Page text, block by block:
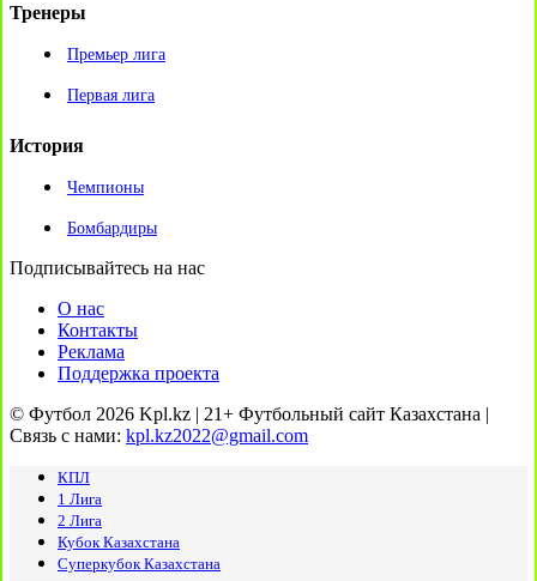
Тренеры
Премьер лига
Первая лига
История
Чемпионы
Бомбардиры
Подписывайтесь на нас
О нас
Контакты
Реклама
Поддержка проекта
© Футбол 2026 Kpl.kz | 21+ Футбольный сайт Казахстана |
Связь с нами: kpl.kz2022@gmail.com
КПЛ
1 Лига
2 Лига
Кубок Казахстана
Суперкубок Казахстана